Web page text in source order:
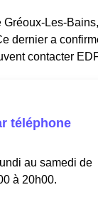
Gréoux-Les-
dernier a
contacter
téléphone
au samedi de
à 20h00.